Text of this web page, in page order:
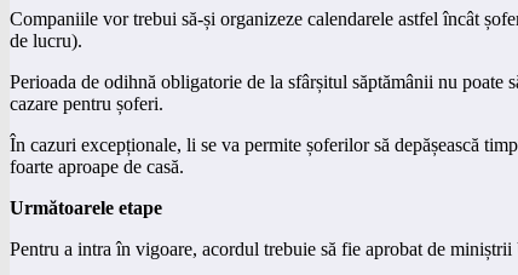
Companiile vor trebui să-și organizeze calendarele astfel încât
de lucru).
Perioada de odihnă obligatorie de la sfârșitul săptămânii nu poate
cazare pentru șoferi.
În cazuri excepționale, li se va permite șoferilor să depășească
foarte aproape de casă.
Următoarele etape
Pentru a intra în vigoare, acordul trebuie să fie aprobat de